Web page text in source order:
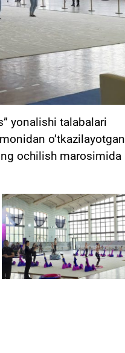
yonalishi talabalari
o’tkazilayotgan
ochilish marosimida